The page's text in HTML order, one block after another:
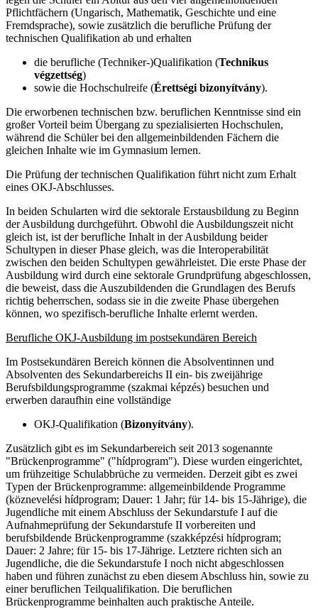
Pflichtfächern (Ungarisch, Mathematik, Geschichte und eine
Fremdsprache), sowie zusätzlich die berufliche Prüfung der
technischen Qualifikation ab und erhalten
die berufliche (Techniker-)Qualifikation (Technikus
végzettség)
sowie die Hochschulreife (Érettségi bizonyítvány).
Die erworbenen technischen bzw. beruflichen Kenntnisse sind ein
großer Vorteil beim Übergang zu spezialisierten Hochschulen,
während die Schüler bei den allgemeinbildenden Fächern die
gleichen Inhalte wie im Gymnasium lernen.
Die Prüfung der technischen Qualifikation führt nicht zum Erhalt
eines OKJ-Abschlusses.
In beiden Schularten wird die sektorale Erstausbildung zu Beginn
der Ausbildung durchgeführt. Obwohl die Ausbildungszeit nicht
gleich ist, ist der berufliche Inhalt in der Ausbildung beider
Schultypen in dieser Phase gleich, was die Interoperabilität
zwischen den beiden Schultypen gewährleistet. Die erste Phase der
Ausbildung wird durch eine sektorale Grundprüfung abgeschlossen,
die beweist, dass die Auszubildenden die Grundlagen des Berufs
richtig beherrschen, sodass sie in die zweite Phase übergehen
können, wo spezifisch-berufliche Inhalte erlernt werden.
Berufliche OKJ-Ausbildung im postsekundären Bereich
Im Postsekundären Bereich können die Absolventinnen und
Absolventen des Sekundarbereichs II ein- bis zweijährige
Berufsbildungsprogramme (szakmai képzés) besuchen und
erwerben daraufhin eine vollständige
OKJ-Qualifikation (Bizonyítvány).
Zusätzlich gibt es im Sekundarbereich seit 2013 sogenannte
"Brückenprogramme" ("hídprogram"). Diese wurden eingerichtet,
um frühzeitige Schulabbrüche zu vermeiden. Derzeit gibt es zwei
Typen der Brückenprogramme: allgemeinbildende Programme
(köznevelési hídprogram; Dauer: 1 Jahr; für 14- bis 15-Jährige), die
Jugendliche mit einem Abschluss der Sekundarstufe I auf die
Aufnahmeprüfung der Sekundarstufe II vorbereiten und
berufsbildende Brückenprogramme (szakképzési hídprogram;
Dauer: 2 Jahre; für 15- bis 17-Jährige. Letztere richten sich an
Jugendliche, die die Sekundarstufe I noch nicht abgeschlossen
haben und führen zunächst zu eben diesem Abschluss hin, sowie zu
einer beruflichen Teilqualifikation. Die beruflichen
Brückenprogramme beinhalten auch praktische Anteile.